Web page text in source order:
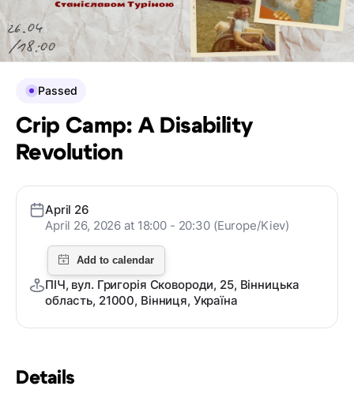
Details
Passed
Crip Camp: A Disability
Revolution
April 26
April 26, 2026 at 18:00 - 20:30 (Europe/Kiev)
ПІЧ, вул. Григорія Сковороди, 25, Вінницька
область, 21000, Вінниця, Україна